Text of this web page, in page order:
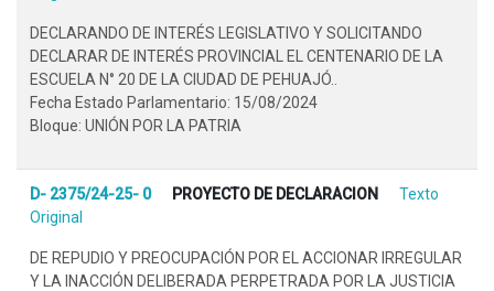
DECLARANDO DE INTERÉS LEGISLATIVO Y SOLICITANDO
DECLARAR DE INTERÉS PROVINCIAL EL CENTENARIO DE LA
ESCUELA N° 20 DE LA CIUDAD DE PEHUAJÓ..
Fecha Estado Parlamentario: 15/08/2024
Bloque: UNIÓN POR LA PATRIA
D- 2375/24-25- 0 PROYECTO DE DECLARACION
Texto
Original
DE REPUDIO Y PREOCUPACIÓN POR EL ACCIONAR IRREGULAR
Y LA INACCIÓN DELIBERADA PERPETRADA POR LA JUSTICIA